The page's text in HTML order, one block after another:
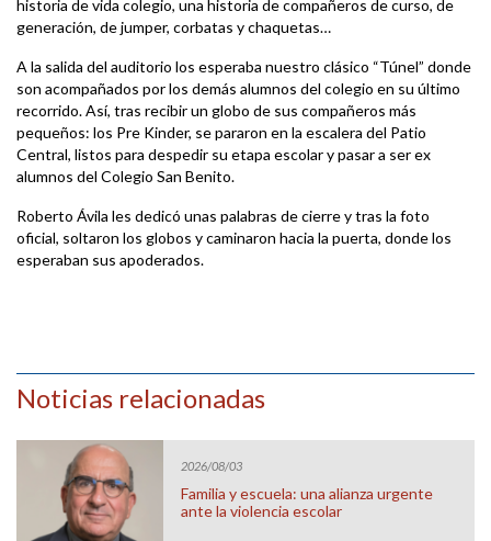
historia de vida colegio, una historia de compañeros de curso, de
generación, de jumper, corbatas y chaquetas…
A la salida del auditorio los esperaba nuestro clásico “Túnel” donde
son acompañados por los demás alumnos del colegio en su último
recorrido. Así, tras recibir un globo de sus compañeros más
pequeños: los Pre Kinder, se pararon en la escalera del Patio
Central, listos para despedir su etapa escolar y pasar a ser ex
alumnos del Colegio San Benito.
Roberto Ávila les dedicó unas palabras de cierre y tras la foto
oficial, soltaron los globos y caminaron hacia la puerta, donde los
esperaban sus apoderados.
Noticias relacionadas
2026/08/03
Familia y escuela: una alianza urgente
ante la violencia escolar